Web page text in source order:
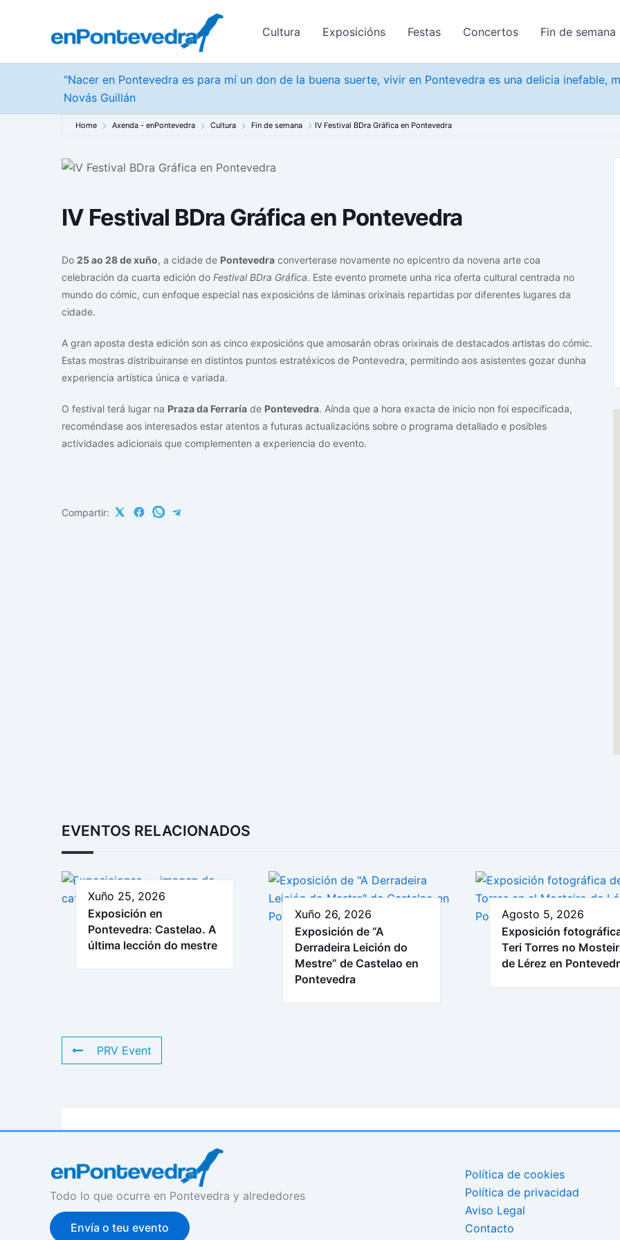
Cultura Exposicións Festas Concertos Fin de semana
"Nacer en Pontevedra es para mí un don de la buena suerte, vivir en Pontevedra es una delicia inefable,
Novás Guillán
Home Axenda - enPontevedra Cultura Fin de semana IV Festival BDra Gráfica en Pontevedra
IV Festival BDra Gráfica en Pontevedra
Do 25 ao 28 de xuño, a cidade de Pontevedra converterase novamente no epicentro da novena arte coa
celebración da cuarta edición do Festival BDra Gráfica. Este evento promete unha rica oferta cultural centrada no
mundo do cómic, cun enfoque especial nas exposicións de láminas orixinais repartidas por diferentes lugares da
cidade.
A gran aposta desta edición son as cinco exposicións que amosarán obras orixinais de destacados artistas do cómic.
Estas mostras distribuiranse en distintos puntos estratéxicos de Pontevedra, permitindo aos asistentes gozar dunha
experiencia artística única e variada.
O festival terá lugar na Praza da Ferraría de Pontevedra. Aínda que a hora exacta de inicio non foi especificada,
recoméndase aos interesados estar atentos a futuras actualizacións sobre o programa detallado e posibles
actividades adicionais que complementen a experiencia do evento.
Compartir:
EVENTOS RELACIONADOS
Xuño 25, 2026
Exposición en
Pontevedra: Castelao. A
última lección do mestre
Xuño 26, 2026
Exposición de “A
Derradeira Leición do
Mestre” de Castelao en
Pontevedra
Agosto 5, 2026
Exposición
Teri Torres no
de Lérez en
PRV Event
Todo lo que ocurre en Pontevedra y alrededores
Envía o teu evento
Política de cookies
Política de privacidad
Aviso Legal
Contacto